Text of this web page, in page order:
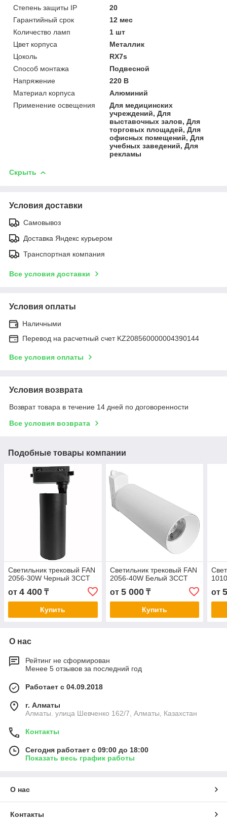
Степень защиты IP
20
Гарантийный срок
12 мес
Количество ламп
1 шт
Цвет корпуса
Металлик
Цоколь
RX7s
Способ монтажа
Подвесной
Напряжение
220 В
Материал корпуса
Алюминий
Применение освещения
Для медицинских
учреждений, Для
выставочных залов, Для
торговых площадей, Для
офисных помещений, Для
учебных заведений, Для
рекламы
Скрыть
Условия доставки
Самовывоз
Доставка Яндекс курьером
Транспортная компания
Все условия доставки
Условия оплаты
Наличными
Перевод на расчетный счет KZ208560000004390144
Все условия оплаты
Условия возврата
Возврат товара в течение 14 дней по договоренности
Все условия возврата
Подобные товары компании
Светильник трековый FAN
2056-30W Черный 3CCT
от 4 400 ₸
Купить
Светильник трековый FAN
2056-40W Белый 3CCT
от 5 000₸
Купить
от
О нас
Рейтинг не сформирован
Менее 5 отзывов за последний год
Работает с 04.09.2018
г. Алматы
Алматы. улица Шевченко 162/7, Алматы, Казахстан
Контакты
Сегодня работает с 09:00 до 18:00
Показать весь график работы
О нас
Контакты